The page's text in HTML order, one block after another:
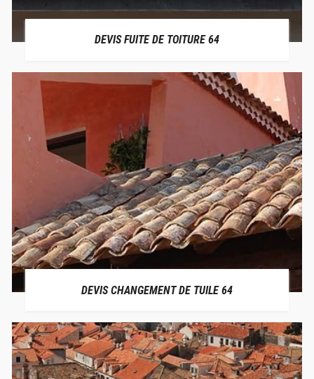
DEVIS FUITE DE TOITURE 64
DEVIS CHANGEMENT DE TUILE 64